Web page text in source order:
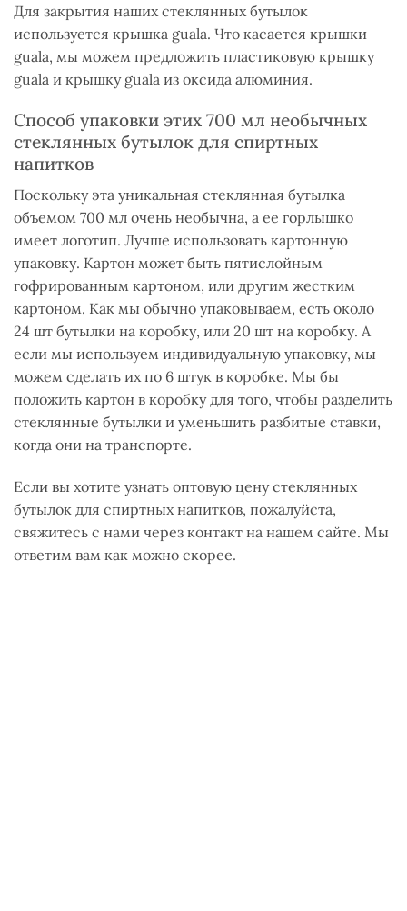
Для закрытия наших стеклянных бутылок
используется крышка guala. Что касается крышки
guala, мы можем предложить пластиковую крышку
guala и крышку guala из оксида алюминия.
Способ упаковки этих 700 мл необычных
стеклянных бутылок для спиртных
напитков
Поскольку эта уникальная стеклянная бутылка
объемом 700 мл очень необычна, а ее горлышко
имеет логотип. Лучше использовать картонную
упаковку. Картон может быть пятислойным
гофрированным картоном, или другим жестким
картоном. Как мы обычно упаковываем, есть около
24 шт бутылки на коробку, или 20 шт на коробку. А
если мы используем индивидуальную упаковку, мы
можем сделать их по 6 штук в коробке. Мы бы
положить картон в коробку для того, чтобы разделить
стеклянные бутылки и уменьшить разбитые ставки,
когда они на транспорте.
Если вы хотите узнать оптовую цену стеклянных
бутылок для спиртных напитков, пожалуйста,
свяжитесь с нами через контакт на нашем сайте. Мы
ответим вам как можно скорее.